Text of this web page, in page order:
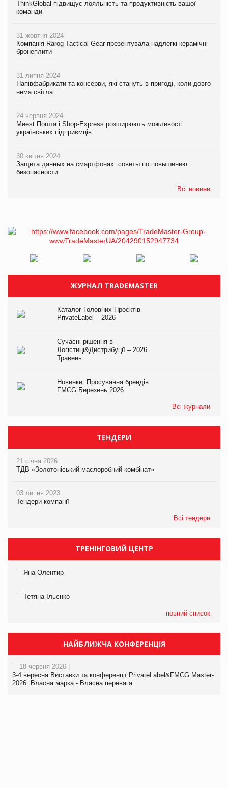
ThinkGlobal підвищує лояльність та продуктивність вашої
команди
31 жовтня 2024
Компанія Rarog Tactical Gear презентувала надлегкі керамічні
бронеплити
31 липня 2024
Напівфабрикати та консерви, які стануть в пригоді, коли довго
нема світла
24 червня 2024
Meest Пошта і Shop-Express розширюють можливості
українських підприємців
30 квітня 2024
Защита данных на смартфонах: советы по повышению
безопасности
Всі новини
ЖУРНАЛ TRADEMASTER
Каталог Головних Проєктів
PrivateLabel – 2026
Сучасні рішення в
Логістиці&Дистрибуції – 2026.
Травень
Новинки. Просування брендів
FMCG.Березень 2026
Всі журнали
ТЕНДЕРИ
21 січня 2026
ТДВ «Золотоніський маслоробний комбінат»
03 липня 2023
Тендери компанії
Всі тендери
ТРЕНІНГОВИЙ ЦЕНТР
Яна Олентир
Тетяна Ільєнко
повний список
НАЙБЛИЖЧА КОНФЕРЕНЦІЯ
18 червня 2026 |
3-4 вересня Виставки та конференції PrivateLabel&FMCG Master-
2026: Власна марка - Власна перевага